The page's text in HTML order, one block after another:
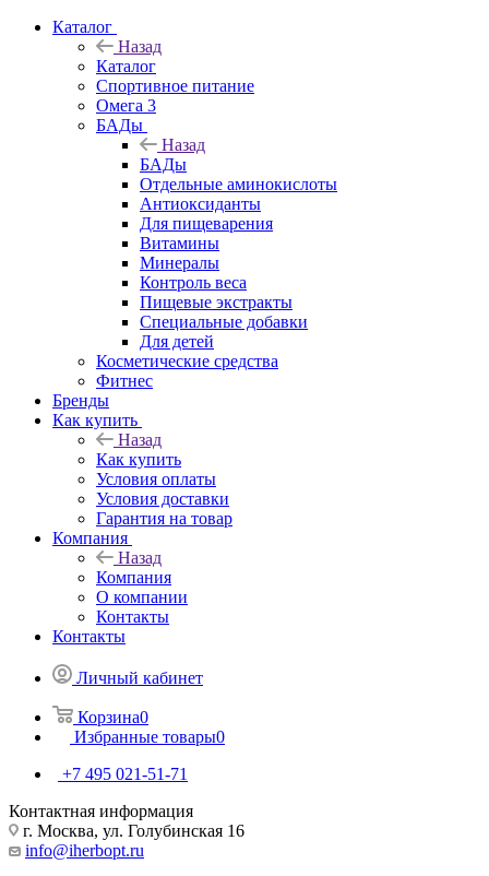
Каталог
Назад
Каталог
Спортивное питание
Омега 3
БАДы
Назад
БАДы
Отдельные аминокислоты
Антиоксиданты
Для пищеварения
Витамины
Минералы
Контроль веса
Пищевые экстракты
Специальные добавки
Для детей
Косметические средства
Фитнес
Бренды
Как купить
Назад
Как купить
Условия оплаты
Условия доставки
Гарантия на товар
Компания
Назад
Компания
О компании
Контакты
Контакты
Личный кабинет
Корзина0
Избранные товары0
+7 495 021-51-71
Контактная информация
г. Москва, ул. Голубинская 16
info@iherbopt.ru